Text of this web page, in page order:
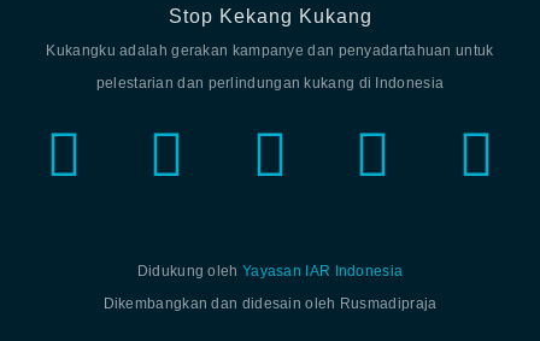
Stop Kekang Kukang
Kukangku adalah gerakan kampanye dan penyadartahuan untuk
pelestarian dan perlindungan kukang di Indonesia
Didukung oleh Yayasan IAR Indonesia
Dikembangkan dan didesain oleh Rusmadipraja